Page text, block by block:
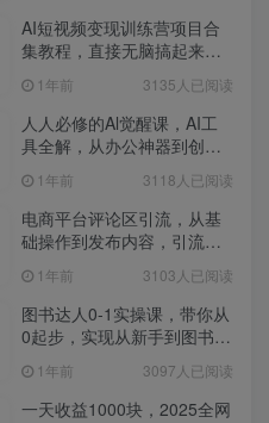
AI短视频变现训练营项目合
集教程，直接无脑搞起来，
制、收徒等收益
1年前 3135人已阅读
人人必修的Al觉醒课，AI工
具全解，从办公神器到创意
1年前 3118人已阅读
电商平台评论区引流，从基
础操作到发布内容，引流技
1年前 3103人已阅读
图书达人0-1实操课，带你从
0起步，实现从新手到图书达
1年前 3097人已阅读
一天收益1000块，2025全网